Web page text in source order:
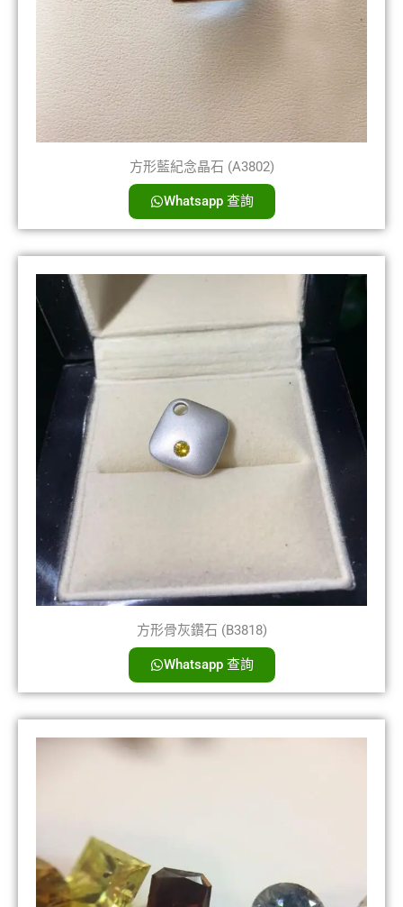
方形藍紀念晶石 (A3802)
Whatsapp 查詢
方形骨灰鑽石 (B3818)
Whatsapp 查詢